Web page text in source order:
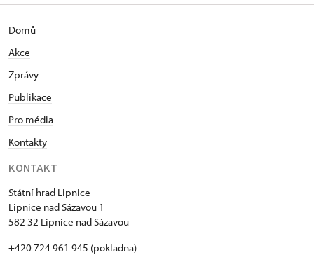
Domů
Akce
Zprávy
Publikace
Pro média
Kontakty
KONTAKT
Státní hrad Lipnice
Lipnice nad Sázavou 1
582 32 Lipnice nad Sázavou
+420 724 961 945 (pokladna)